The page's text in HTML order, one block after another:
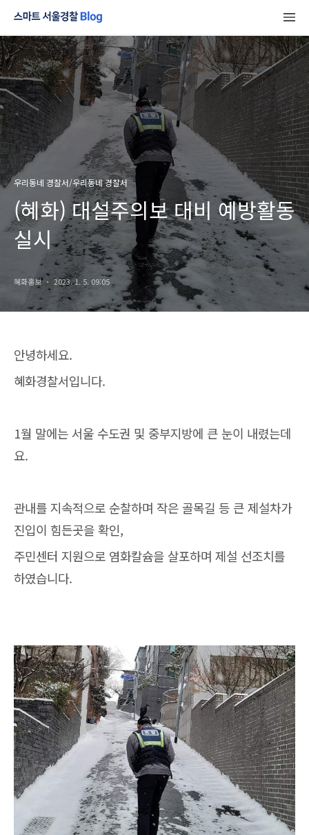
우리동네 경찰서/우리동네 경찰서
(혜화) 대설주의보 대비 예방활동
실시
혜화홍보 2023. 1. 5. 09:05
안녕하세요.
혜화경찰서입니다.
1월 말에는 서울 수도권 및 중부지방에 큰 눈이 내렸는데
요.
관내를 지속적으로 순찰하며 작은 골목길 등 큰 제설차가
진입이 힘든곳을 확인,
주민센터 지원으로 염화칼슘을 살포하며 제설 선조치를
하였습니다.